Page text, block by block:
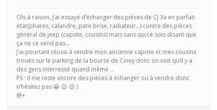
Ols à raison, j’ai essayé d’échanger des pièces de CJ 3a en parfait
état(phares, calandre, pare brise, radiateur…) contre des pièces
général de jeep (capote, cousins) mais sans succé sois disant que
ça ne ce vend pas…
J’ai pourtant réussi à vendre mon ancienne capote et mes cousins
troués sur le parking de la bourse de Ciney donc on voit qu’il y a
des gens interressé quand même …
PS : il me reste encore des pièces à échanger ou à vendre donc
n’hésitez pas 😀 😉 😉 )
@+